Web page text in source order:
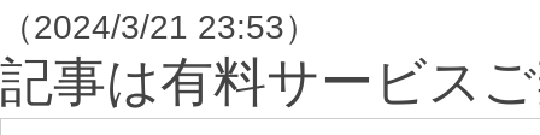
（2024/3/21 23:53）
記事は有料サービス